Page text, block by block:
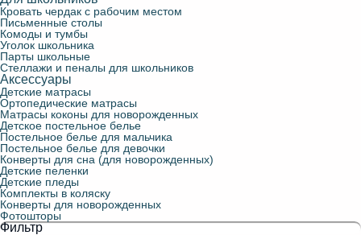
Кровать чердак с рабочим местом
Письменные столы
Комоды и тумбы
Уголок школьника
Парты школьные
Стеллажи и пеналы для школьников
Аксессуары
Детские матрасы
Ортопедические матрасы
Матрасы коконы для новорожденных
Детское постельное белье
Постельное белье для мальчика
Постельное белье для девочки
Конверты для сна (для новорожденных)
Детские пеленки
Детские пледы
Комплекты в коляску
Конверты для новорожденных
Фотошторы
Фильтр